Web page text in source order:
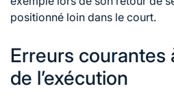
positionné loin dans le court.
Erreurs courantes
de l’exécution